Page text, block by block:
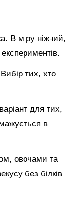
В міру ніжний,
тих, хто
для тих,
в
овочами та
без білків